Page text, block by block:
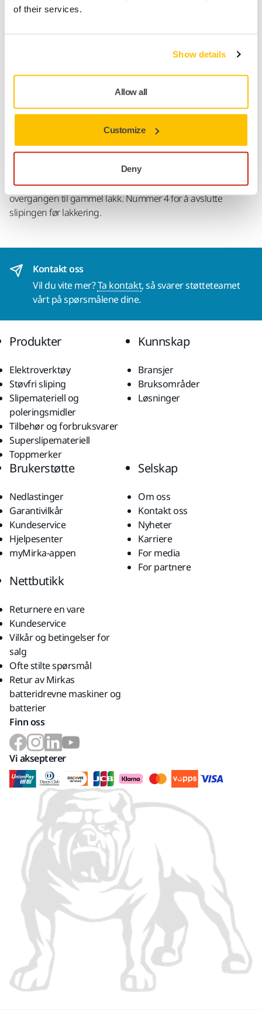
of their services.
Show details
Allow all
Customize
Deny
Som navnet antyder, optimalisert slipeprosess, når
prosessen er en avgjørende faktor. Og maksimere ytelsen til
hver enkel fase av prosessen, er hvert trinn også blitt
optimalisert for å arbeide sammen med de andre trinnene.
Mirka`s OSP slipemateriell er tydelig merket med tall som
forteller om hvilken rondell eller remse som skal brukes for
hvert trinn. Nummer 1 brukes som lakkfjerning, nummer 2
brukes for å slipe overgang til gammel lakk og sparkel,
nummer 3 for å forberede det reparerte området for primer
ved å redusere riper etter nummer 2, samt å utvide
overgangen til gammel lakk. Nummer 4 for å avslutte
slipingen før lakkering.
Kontakt oss
Vil du vite mer?Ta kontakt, så svarer støtteteamet
vårt på spørsmålene dine.
Produkter
Elektroverktøy
Støvfri sliping
Slipemateriell og
poleringsmidler
Tilbehør og forbruksvarer
Superslipemateriell
Toppmerker
Kunnskap
Bransjer
Bruksområder
Løsninger
Brukerstøtte
Nedlastinger
Garantivilkår
Kundeservice
Hjelpesenter
myMirka-appen
Selskap
Om oss
Kontakt oss
Nyheter
Karriere
For media
For partnere
Nettbutikk
Returnere en vare
Kundeservice
Vilkår og betingelser for
salg
Ofte stilte spørsmål
Retur av Mirkas
batteridrevne maskiner og
batterier
Finn oss
Vi aksepterer